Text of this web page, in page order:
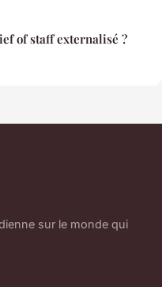
of staff externalisé ?
sur le monde qui